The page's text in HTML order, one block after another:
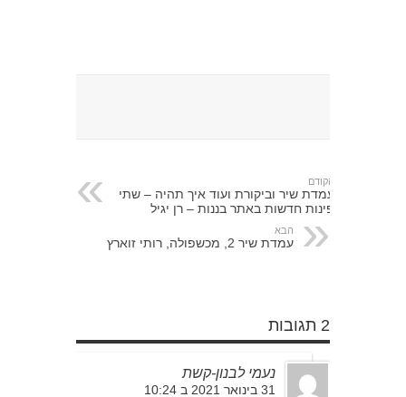
הקודם
עמדת שיר וביקורת ועוד איך תהיה – שתי
פינות חדשות באתר בננות – רן יגיל
הבא
עמדת שיר 2, מכשפולה, רותי זוארץ
2 תגובות
נעמי לבנון-קשת
31 בינואר 2021 ב 10:24